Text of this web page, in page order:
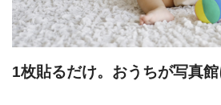
1枚貼るだけ。おうちが写真館